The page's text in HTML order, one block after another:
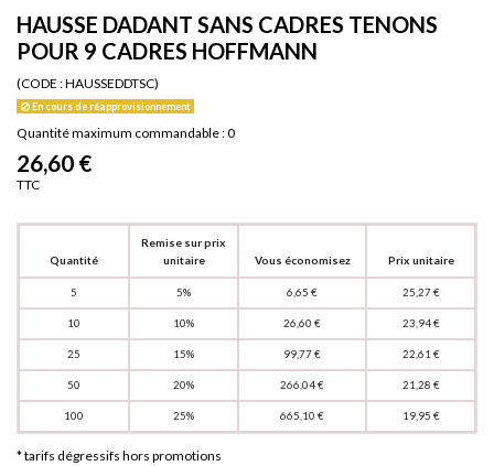
HAUSSE DADANT SANS CADRES TENONS
POUR 9 CADRES HOFFMANN
(CODE :HAUSSEDDTSC)
En cours de réapprovisionnement
Quantité maximum commandable : 0
26,60 €
TTC
Quantité
Remise sur prix
unitaire
Vous économisez Prix unitaire
5 5% 6,65 € 25,27 €
10 10% 26,60 € 23,94 €
25 15% 99,77 € 22,61 €
50 20% 266,04 € 21,28 €
100 25% 665,10 € 19,95 €
* tarifs dégressifs hors promotions